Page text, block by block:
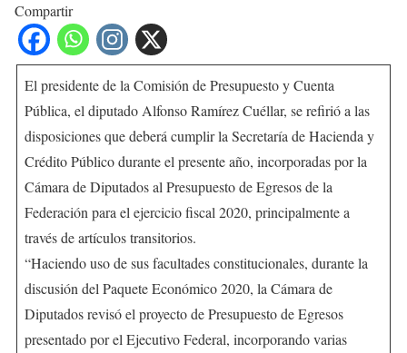
Compartir
El presidente de la Comisión de Presupuesto y Cuenta
Pública, el diputado Alfonso Ramírez Cuéllar, se refirió a las
disposiciones que deberá cumplir la Secretaría de Hacienda y
Crédito Público durante el presente año, incorporadas por la
Cámara de Diputados al Presupuesto de Egresos de la
Federación para el ejercicio fiscal 2020, principalmente a
través de artículos transitorios.
“Haciendo uso de sus facultades constitucionales, durante la
discusión del Paquete Económico 2020, la Cámara de
Diputados revisó el proyecto de Presupuesto de Egresos
presentado por el Ejecutivo Federal, incorporando varias